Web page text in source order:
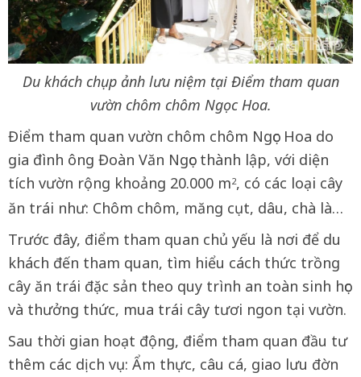
Du khách chụp ảnh lưu niệm tại Điểm tham quan
vườn chôm chôm Ngọc Hoa.
Điểm tham quan vườn chôm chôm Ngọc Hoa do
gia đình ông Đoàn Văn Ngọc thành lập, với diện
tích vườn rộng khoảng 20.000 m2, có các loại cây
ăn trái như: Chôm chôm, măng cụt, dâu, chà là…
Trước đây, điểm tham quan chủ yếu là nơi để du
khách đến tham quan, tìm hiểu cách thức trồng
cây ăn trái đặc sản theo quy trình an toàn sinh học
và thưởng thức, mua trái cây tươi ngon tại vườn.
Sau thời gian hoạt động, điểm tham quan đầu tư
thêm các dịch vụ: Ẩm thực, câu cá, giao lưu đờn